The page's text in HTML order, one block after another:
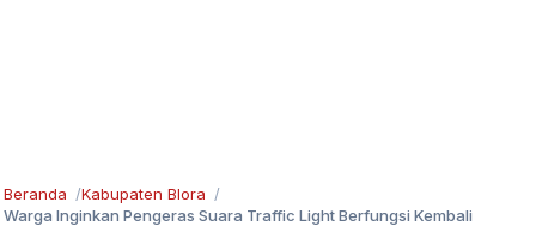
Beranda
Kabupaten Blora
Warga Inginkan Pengeras Suara Traffic Light Berfungsi Kembali